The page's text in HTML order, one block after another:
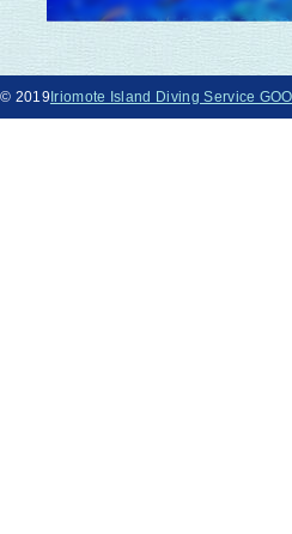
© 2019 Iriomote Island Diving Service